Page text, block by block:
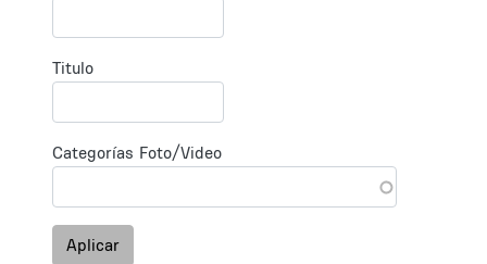
Titulo
Categorías Foto/Video
Aplicar